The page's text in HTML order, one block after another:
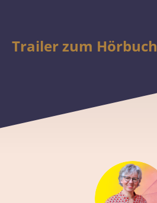
Trailer zum Hörbuch